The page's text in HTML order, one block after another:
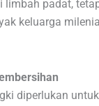
padat,
keluarga
diperlukan